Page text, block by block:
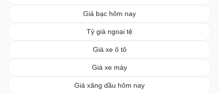
Giá bạc hôm nay
Tỷ giá ngoại tệ
Giá xe ô tô
Giá xe máy
Giá xăng dầu hôm nay